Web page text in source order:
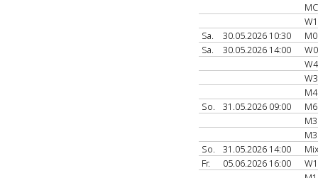
Sa.
30.05.2026 10:30
Sa.
30.05.2026 14:00
So.
31.05.2026 09:00
So.
31.05.2026 14:00
Fr.
05.06.2026 16:00